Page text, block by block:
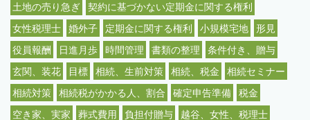
土地の売り急ぎ
契約に基づかない定期金に関する権利
女性税理士
婚外子 定期金に関する権利 小規模宅地
形見
役員報酬
日進月歩 時間管理 書類の整理
条件付き、贈与
玄関、装花
目標 相続、生前対策 相続、税金
相続セミナー
相続対策
相続税がかかる人、割合 確定申告準備
税金
空き家、実家
葬式費用 負担付贈与
越谷、女性、税理士